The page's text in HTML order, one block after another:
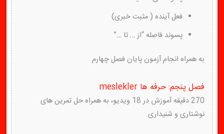
فعل آینده ( مثبت خبری)
پسوند فاصله “از … تا …”
به همراه انجام آزمون پایان فصل چهارم
فصل پنجم: حرفه ها meslekler
270 دقیقه آموزش در 18 ویدیو، به همراه حل تمرین های
نوشتاری و شنیداری